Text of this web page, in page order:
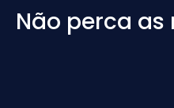
Não perca as